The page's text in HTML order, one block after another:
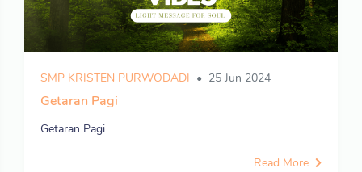
SMP KRISTEN PURWODADI 25 Jun 2024
Getaran Pagi
Getaran Pagi
Read More